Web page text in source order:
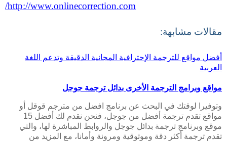
http://www.onlinecorrection.com/
مقالات مشابهة:
أفضل مواقع للترجمة الإحترافية المجانية الدقيقة وتدعم اللغة
العربية
مواقع وبرامج الترجمة الأخرى بدائل ترجمة جوجل
وتوفيرا لوقتك في البحث عن برنامج افضل من مترجم قوقل أو
مواقع تقدم ترجمة أفضل من جوجل، فنحن نقدم لك أفضل 15
موقع وبرنامج ترجمة بدائل جوجل والروابط المباشرة لها، والتي
تقدم ترجمة أكثر دقة وموثوقية ومرونة وأمانا، مع المزيد من